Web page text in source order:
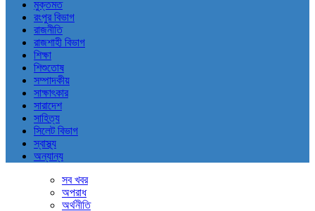
মুক্তমত
রংপুর বিভাগ
রাজনীতি
রাজশাহী বিভাগ
শিক্ষা
শিশুতোষ
সম্পাদকীয়
সাক্ষাৎকার
সারাদেশ
সাহিত্য
সিলেট বিভাগ
স্বাস্থ্য
অন্যান্য
সব খবর
অপরাধ
অর্থনীতি